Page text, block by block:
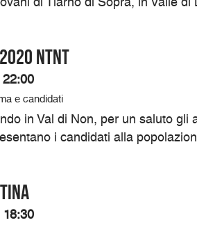
NTNT
22:00
e candidati
in Val di Non, per un saluto gli
i candidati alla
18:30